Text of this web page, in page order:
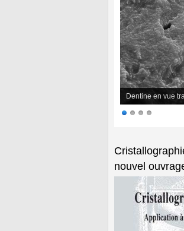
Dentine en vue
nouvel
Pages